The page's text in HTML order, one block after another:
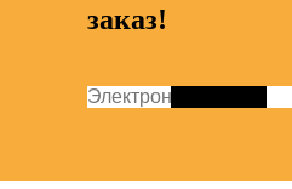
заказ!